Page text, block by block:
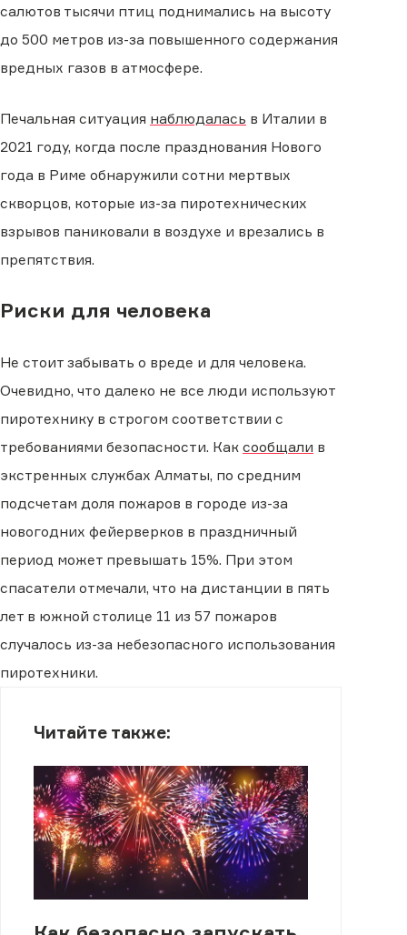
салютов тысячи птиц поднимались на высоту
до 500 метров из-за повышенного содержания
вредных газов в атмосфере.
Печальная ситуация наблюдалась в Италии в
2021 году, когда после празднования Нового
года в Риме обнаружили сотни мертвых
скворцов, которые из-за пиротехнических
взрывов паниковали в воздухе и врезались в
препятствия.
Риски для человека
Не стоит забывать о вреде и для человека.
Очевидно, что далеко не все люди используют
пиротехнику в строгом соответствии с
требованиями безопасности. Как сообщали в
экстренных службах Алматы, по средним
подсчетам доля пожаров в городе из-за
новогодних фейерверков в праздничный
период может превышать 15%. При этом
спасатели отмечали, что на дистанции в пять
лет в южной столице 11 из 57 пожаров
случалось из-за небезопасного использования
пиротехники.
Читайте также: